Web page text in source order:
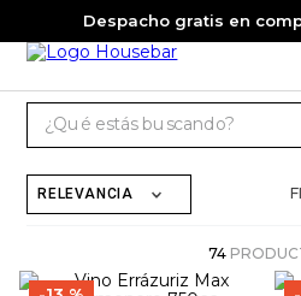
Despacho gratis en
TÉRMINOS MÁS BUSCADOS
1.
cervezas
RELEVANCIA
74